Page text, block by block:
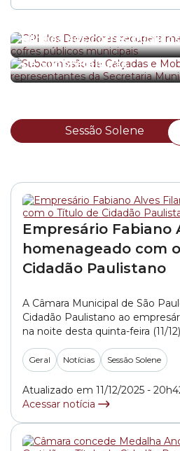
bilhões aos cofres
Subcomissão de Calçadas
ouve representantes da
de Subprefeituras
Sessão Solene
Empresário Fabiano
homenageado com
Cidadão Paulistano
A Câmara Municipal de São
Cidadão Paulistano ao
na noite desta quinta-feira (11/
homenagem é o 1º vice-
paulistano, vereador João Jorge
Jorge, Filardi representa os
Geral Notícias Sessão Solene
Atualizado em 11/12/2025 -
Acessar notícia